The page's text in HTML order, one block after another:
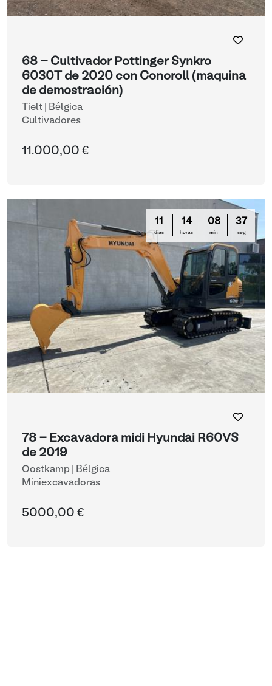
68 - Cultivador Pottinger Synkro
6030T de 2020 con Conoroll (maquina
de demostración)
Tielt | Bélgica
Cultivadores
11.000,00 €
11
días
14
horas
08
min
36
seg
78 - Excavadora midi Hyundai R60VS
de 2019
Oostkamp | Bélgica
Miniexcavadoras
5000,00 €